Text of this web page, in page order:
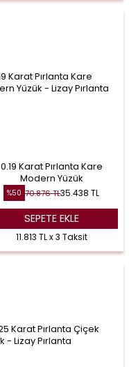
0.19 Karat Pırlanta Kare
Modern Yüzük
%50 70.876TL35.438 TL
SEPETE EKLE
11.813 TL x 3 Taksit